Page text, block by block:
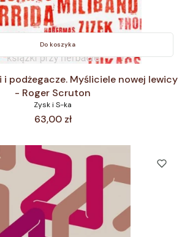
Do koszyka
i podżegacze. Myśliciele nowej lewicy
- Roger Scruton
Zysk i S-ka
Cena
63,00 zł